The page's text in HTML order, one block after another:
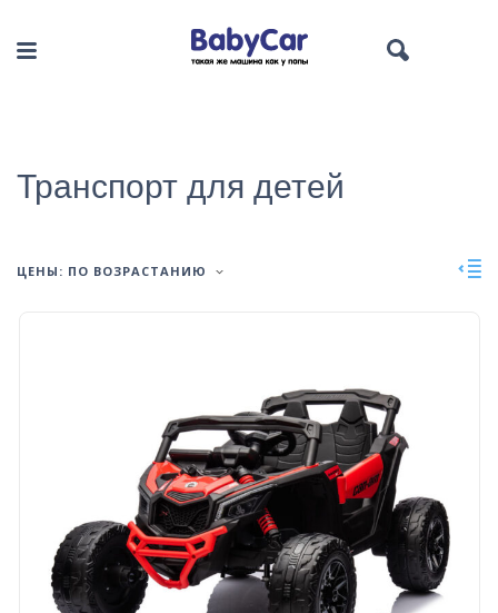
Транспорт для детей
ЦЕНЫ: ПО ВОЗРАСТАНИЮ